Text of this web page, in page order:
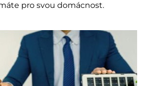
pro svou domácnost.